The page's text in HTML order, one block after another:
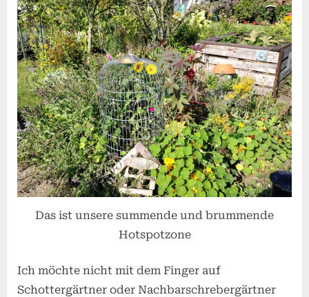
Das ist unsere summende und brummende
Hotspotzone
Ich möchte nicht mit dem Finger auf
Schottergärtner oder Nachbarschrebergärtner